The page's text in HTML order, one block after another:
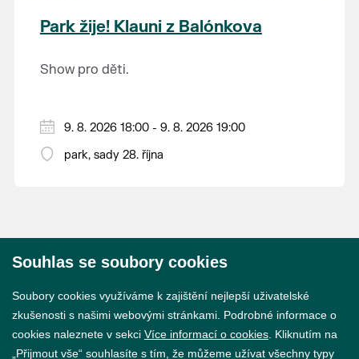
krajina na světě, která je zapsána na Seznam
světového přírodního a kulturního dědictví
Park žije! Klauni z Balónkova
Show pro děti.
9. 8. 2026 18:00 - 9. 8. 2026 19:00
park, sady 28. října
Souhlas se soubory cookies
Soubory cookies využíváme k zajištění nejlepší uživatelské
zkušenosti s našimi webovými stránkami. Podrobné informace o
cookies naleznete v sekci Více informací o cookies . Kliknutím na
„Přijmout vše“ souhlasíte s tím, že můžeme užívat všechny typy